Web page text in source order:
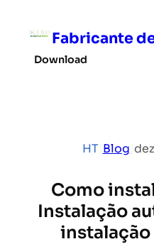
para
conteúdo
Fabricante
Download
HT Blog
Como
Instalação